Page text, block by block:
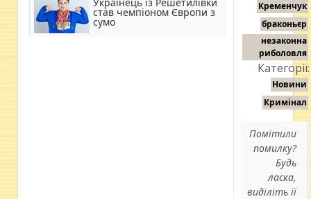
став чемпіоном Європи з
сумо
Кременчук
браконьєр
незаконна
риболовля
Категорії:
Новини
Кримінал
Помітили
помилку?
Будь
ласка,
виділіть її